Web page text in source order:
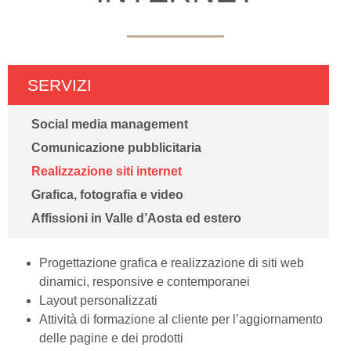
SERVIZI
Social media management
Comunicazione pubblicitaria
Realizzazione siti internet
Grafica, fotografia e video
Affissioni in Valle d’Aosta ed estero
Progettazione grafica e realizzazione di siti web
dinamici, responsive e contemporanei
Layout personalizzati
Attività di formazione al cliente per l’aggiornamento
delle pagine e dei prodotti